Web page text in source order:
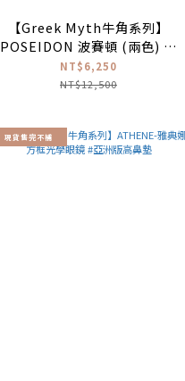
【Greek Myth牛角系列】
POSEIDON 波賽頓 (兩色) 方
框光學眼鏡 #亞洲版高鼻墊
NT$6,250
NT$12,500
現貨售完不補